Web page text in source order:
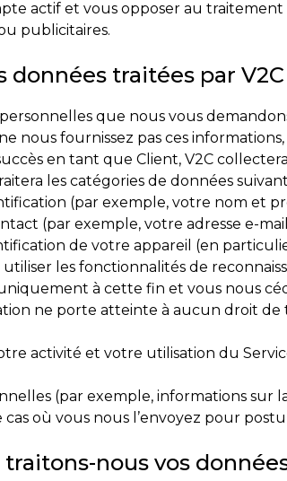
actif et vous opposer au
publicitaires.
données traitées par V2C
que nous vous
nous fournissez pas ces
en tant que Client, V2C
les catégories de données
(par exemple, votre nom et
(par exemple, votre adresse e-
de votre appareil (en
les fonctionnalités de
à cette fin et vous nous
ne porte atteinte à aucun droit de
activité et votre utilisation du
(par exemple, informations
où vous nous l’envoyez pour
nous vos